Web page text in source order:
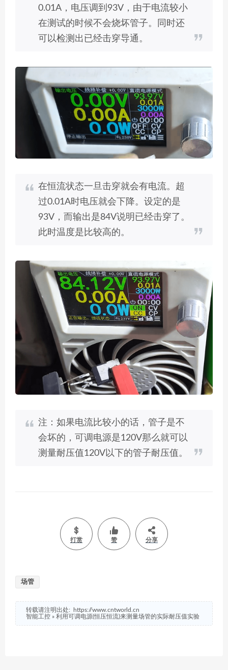
0.01A，电压调到93V，由于电流较小
在测试的时候不会烧坏管子。同时还
可以检测出已经击穿导通。
在恒流状态一旦击穿就会有电流。超
过0.01A时电压就会下降。设定的是
93V，而输出是84V说明已经击穿了。
此时温度是比较高的。
注：如果电流比较小的话，管子是不
会坏的，可调电源是120V那么就可以
测量耐压值120V以下的管子耐压值。
打赏 赞 分享
场管
转载请注明出处:
https://www.cntworld.cn
智能工控 » 利用可调电源(恒压恒流)来测量场管的实际耐压值实验